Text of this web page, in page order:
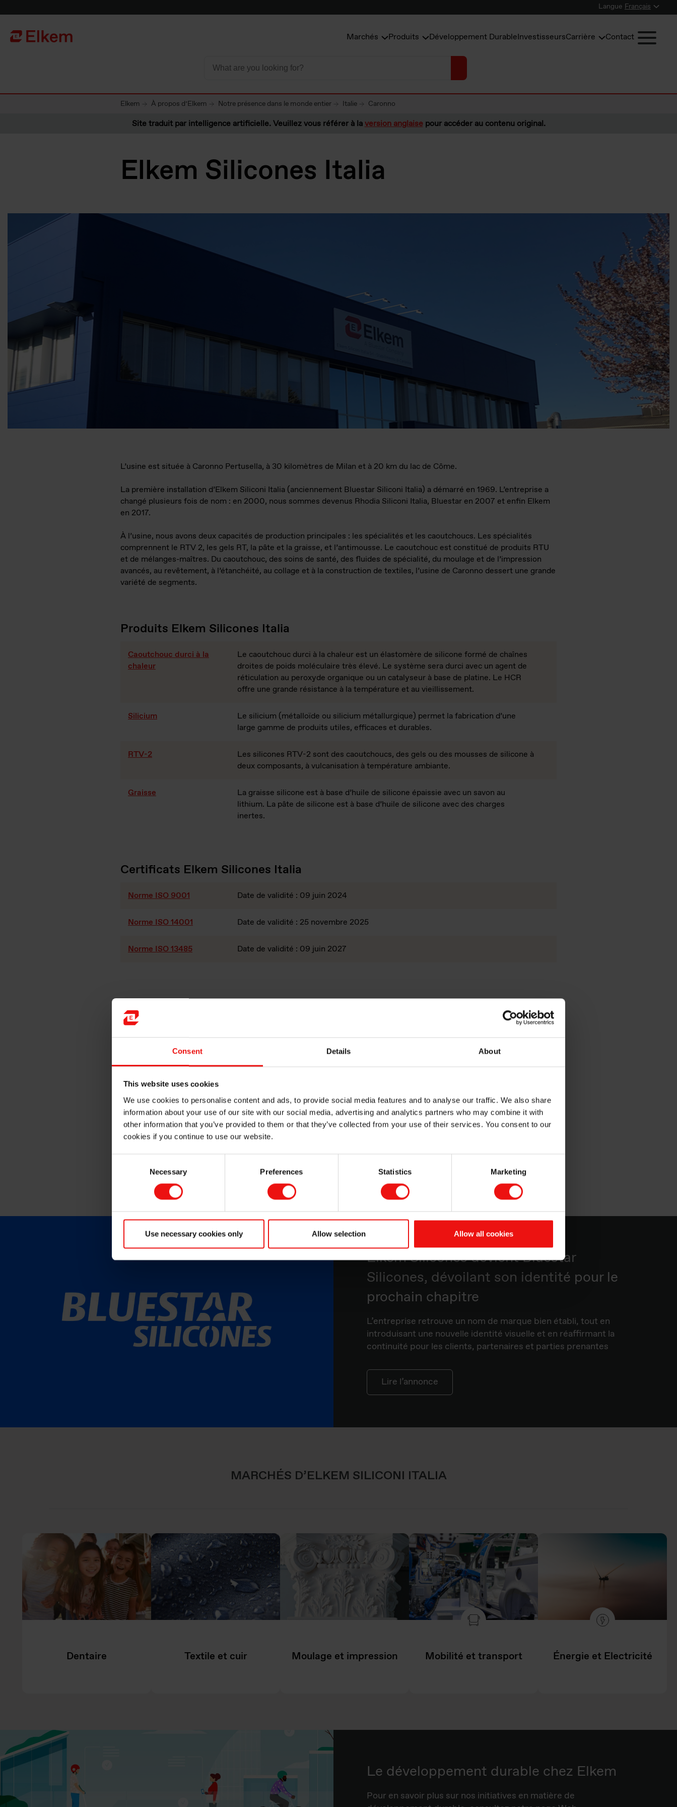
Consent Details About
This website uses cookies
We use cookies to personalise content and ads, to provide social media features and to analyse our traffic. We also share
information about your use of our site with our social media, advertising and analytics partners who may combine it with
other information that you’ve provided to them or that they’ve collected from your use of their services. You consent to our
cookies if you continue to use our website.
Necessary Preferences Statistics Marketing
Use necessary cookies only Allow selection Allow all cookies
Langue Français
Vers la page d'accueil Marchés Produits Développement DurableInvestisseursCarrière Contact
Elkem À propos d’Elkem Notre présence dans le monde entier Italie Caronno
Site traduit par intelligence artificielle. Veuillez vous référer à laversion anglaise pour accéder au contenu original.
Elkem Silicones Italia
L’usine est située à Caronno Pertusella, à 30 kilomètres de Milan et à 20 km du lac de Côme.
La première installation d’Elkem Siliconi Italia (anciennement Bluestar Siliconi Italia) a démarré en 1969. L’entreprise a
changé plusieurs fois de nom : en 2000, nous sommes devenus Rhodia Siliconi Italia, Bluestar en 2007 et enfin Elkem
en 2017.
À l’usine, nous avons deux capacités de production principales : les spécialités et les caoutchoucs. Les spécialités
comprennent le RTV 2, les gels RT, la pâte et la graisse, et l’antimousse. Le caoutchouc est constitué de produits RTU
et de mélanges-maîtres. Du caoutchouc, des soins de santé, des fluides de spécialité, du moulage et de l’impression
avancés, au revêtement, à l’étanchéité, au collage et à la construction de textiles, l’usine de Caronno dessert une grande
variété de segments.
Produits Elkem Silicones Italia
Caoutchouc durci à la
chaleur
Le caoutchouc durci à la chaleur est un élastomère de silicone formé de chaînes
droites de poids moléculaire très élevé. Le système sera durci avec un agent de
réticulation au peroxyde organique ou un catalyseur à base de platine. Le HCR
offre une grande résistance à la température et au vieillissement.
Silicium
Le silicium (métalloïde ou silicium métallurgique) permet la fabrication d’une
large gamme de produits utiles, efficaces et durables.
RTV-2
Les silicones RTV-2 sont des caoutchoucs, des gels ou des mousses de silicone à
deux composants, à vulcanisation à température ambiante.
Graisse
La graisse silicone est à base d’huile de silicone épaissie avec un savon au
lithium. La pâte de silicone est à base d’huile de silicone avec des charges
inertes.
Certificats Elkem Silicones Italia
Norme ISO 9001 Date de validité : 09 juin 2024
Norme ISO 14001 Date de validité : 25 novembre 2025
Norme ISO 13485 Date de validité : 09 juin 2027
Nous avons un engagement fort envers l’environnement : chaque projet de renouvellement prend la durabilité comme
référence dans le développement du projet.
4 ateliers
31 machines
Environ 1.200 articles
Nous livrons dans 45 pays
Nous avons environ 400 clients
Elkem Silicones devient Bluestar
Silicones, dévoilant son identité pour le
prochain chapitre
L’entreprise retrouve un nom de marque bien établi, tout en
introduisant une nouvelle identité visuelle et en réaffirmant la
continuité pour les clients, partenaires et parties prenantes
Lire l’annonce
MARCHÉS D’ELKEM SILICONI ITALIA
Dentaire Textile et cuir Moulage et impression Mobilité et transport Énergie et Electricité
Le développement durable chez Elkem
Pour en savoir plus sur nos initiatives en matière de